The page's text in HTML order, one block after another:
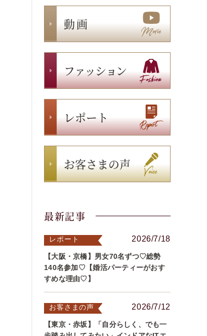
動 画
ファッション
レポート
お客さまの声
最新記事
2026/7/18
レポート
【大阪・京橋】男女70名ずつ♡総勢
140名参加♡【婚活パーティーがおす
すめな理由♡】
2026/7/12
お客さまの声
【東京・赤坂】「自分らしく、でも一